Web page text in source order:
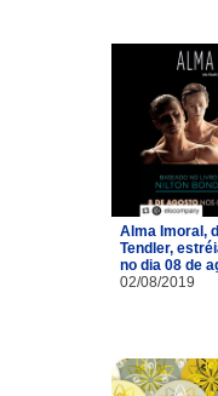
Alma Imoral,
Tendler,
no dia 08 de
02/08/2019